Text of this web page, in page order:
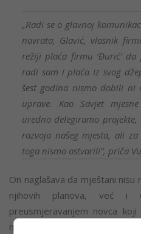
„Radi se o glavnoj
navrata, Glavić, vlasnik
režiji plaća firmu ‘Đurić’
radi sam i plaća iz svog
šest godina nismo dobili ni
uprave. Kao Savjet
uredno delegiramo
razvoja našeg mjesta, ali
toga nismo ostvarili“, priča
On naglašava da mještani
njihovih planova, već i
preusmjeravanjem novca
naselje.